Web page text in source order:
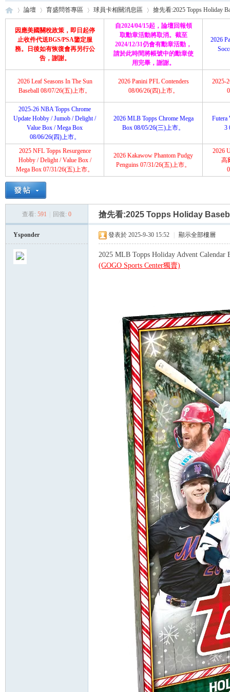
»
論壇
›
育盛問答專區
›
球員卡相關消息區
›
搶先看:2025 Topps Holiday
因應美國關稅政策，即日起停
止收件代送BGS/PSA鑒定服
務。日後如有恢復會再另行公
告，謝謝。
自2024/04/15起，論壇回報領
取勳章活動將取消。截至
2024/12/31仍會有勳章活動，
請於此時間將帳號中的勳章使
用完畢，謝謝。
2026
2026 Leaf Seasons In The Sun
Baseball 08/07/26(五)上市。
2026 Panini PFL Contenders
08/06/26(四)上市。
2025-
2025-26 NBA Topps Chrome
Update Hobby / Jumob / Delight /
Value Box / Mega Box
08/06/26(四)上市。
2026 MLB Topps Chrome Mega
Box 08/05/26(三)上市。
Futera
3
2025 NFL Topps Resurgence
Hobby / Delight / Value Box /
Mega Box 07/31/26(五)上市。
2026 Kakawow Phantom Pudgy
Penguins 07/31/26(五)上市。
2026
高
查看: 591 回復: 0 搶先看:2025 Topps Holiday
Ysponder 發表於 2025-9-30 15:52 顯示全部樓層
2025 MLB Topps Holiday Advent
(GOGO Sports Center獨賣)